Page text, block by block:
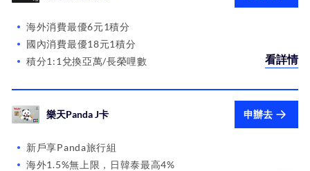
海外消費最優6元1積分
國內消費最優18元1積分
積分1:1兌換亞萬/長榮哩數
看詳情
樂天Panda J卡 申辦去
新戶享Panda旅行組
海外1.5%無上限，日韓泰最高4%